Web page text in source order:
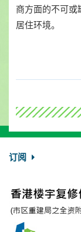
商方面的不可
居住环境。
订阅